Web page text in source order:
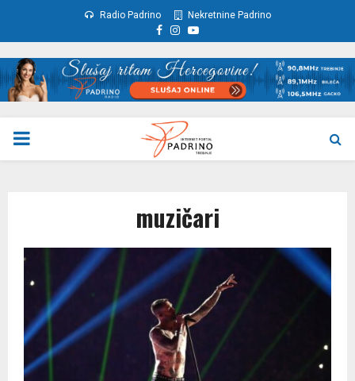
Radio Padrino Nekretnine Padrino
Facebook
Instagram
Youtube
PRIMARY
muzičari